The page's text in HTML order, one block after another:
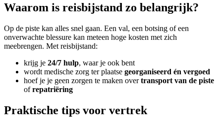
Waarom is reisbijstand zo belangrijk?
Op de piste kan alles snel gaan. Een val, een botsing of een
onverwachte blessure kan meteen hoge kosten met zich
meebrengen. Met reisbijstand:
krijg je 24/7 hulp, waar je ook bent
wordt medische zorg ter plaatse georganiseerd én vergoed
hoef je je geen zorgen te maken overtransport van de piste
ofrepatriëring
Praktische tips voor vertrek